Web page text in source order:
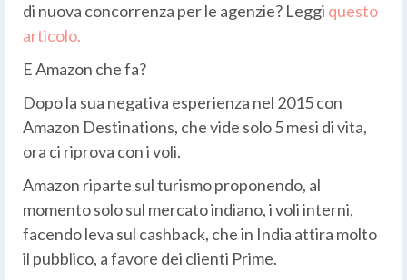
di nuova concorrenza per le agenzie? Leggi questo
articolo.
E Amazon che fa?
Dopo la sua negativa esperienza nel 2015 con
Amazon Destinations, che vide solo 5 mesi di vita,
ora ci riprova con i voli.
Amazon riparte sul turismo proponendo, al
momento solo sul mercato indiano, i voli interni,
facendo leva sul cashback, che in India attira molto
il pubblico, a favore dei clienti Prime.